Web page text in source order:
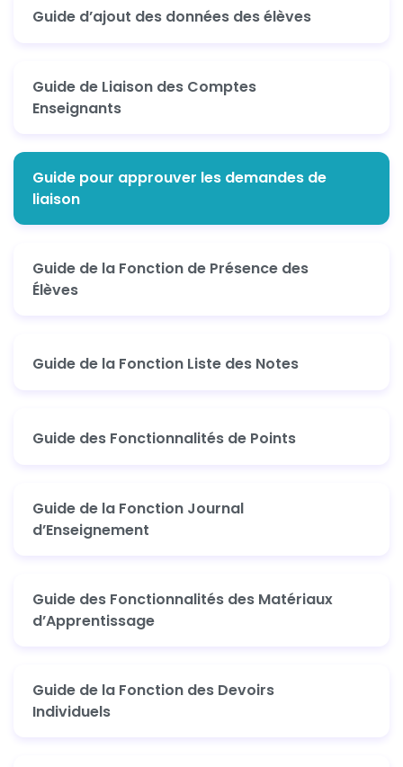
Guide d’ajout des données des élèves
Guide de Liaison des Comptes
Enseignants
Guide pour approuver les demandes de
liaison
Guide de la Fonction de Présence des
Élèves
Guide de la Fonction Liste des Notes
Guide des Fonctionnalités de Points
Guide de la Fonction Journal
d’Enseignement
Guide des Fonctionnalités des Matériaux
d’Apprentissage
Guide de la Fonction des Devoirs
Individuels